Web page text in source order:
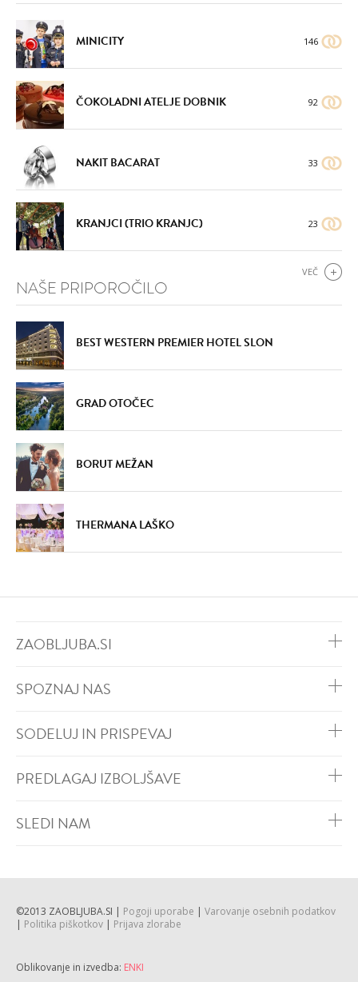
MINICITY 146
ČOKOLADNI ATELJE DOBNIK 92
NAKIT BACARAT 33
KRANJCI (TRIO KRANJC) 23
VEČ
NAŠE PRIPOROČILO
BEST WESTERN PREMIER HOTEL SLON
GRAD OTOČEC
BORUT MEŽAN
THERMANA LAŠKO
ZAOBLJUBA.SI
SPOZNAJ NAS
SODELUJ IN PRISPEVAJ
PREDLAGAJ IZBOLJŠAVE
SLEDI NAM
©2013 ZAOBLJUBA.SI | Pogoji uporabe | Varovanje osebnih podatkov
| Politika piškotkov | Prijava zlorabe
Oblikovanje in izvedba: ENKI